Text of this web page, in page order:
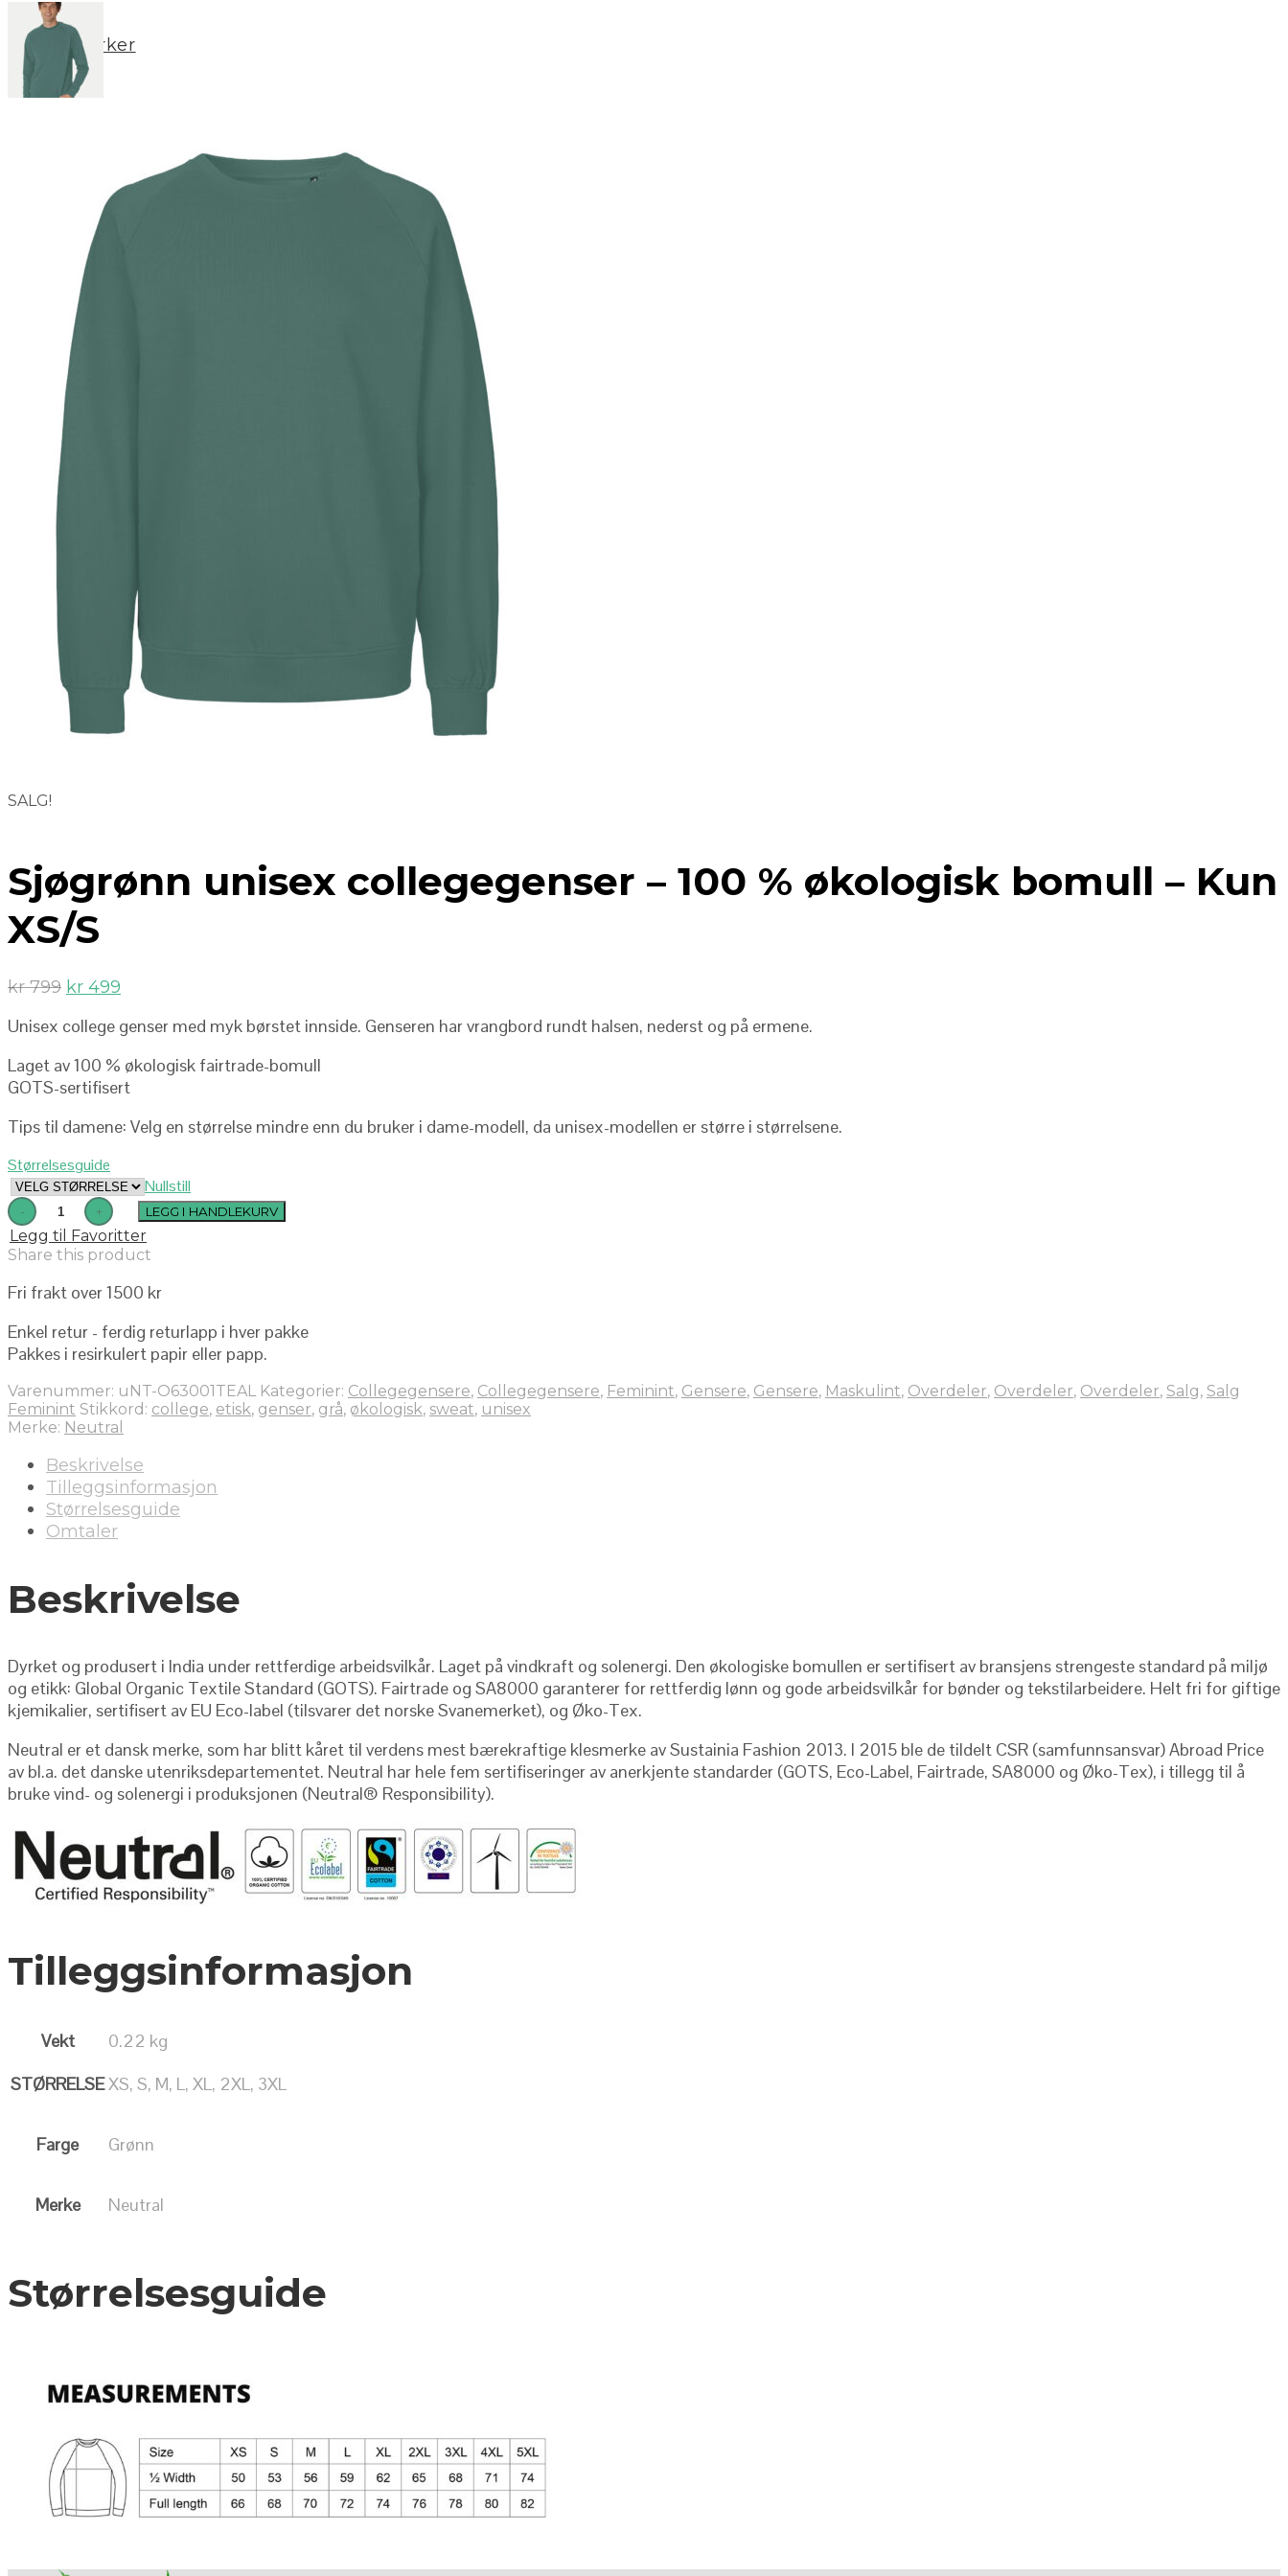
Merker
BLOGG
Min konto
SALG!
Sjøgrønn unisex collegegenser – 100 % økologisk bomull – Kun
XS/S
kr799 kr 499
Unisex college genser med myk børstet innside. Genseren har vrangbord rundt halsen, nederst og på ermene.
Laget av 100 % økologisk fairtrade-bomull
GOTS-sertifisert
Tips til damene: Velg en størrelse mindre enn du bruker i dame-modell, da unisex-modellen er større i størrelsene.
Størrelsesguide
Nullstill
LEGG I HANDLEKURV
Legg til Favoritter
Share this product
Fri frakt over 1500 kr
Enkel retur - ferdig returlapp i hver pakke
Pakkes i resirkulert papir eller papp.
Varenummer: uNT-O63001TEAL Kategorier: Collegegensere, Collegegensere, Feminint, Gensere, Gensere, Maskulint, Overdeler, Overdeler, Overdeler, Salg, Salg
Feminint Stikkord: college, etisk, genser, grå, økologisk, sweat, unisex
Merke: Neutral
Beskrivelse
Tilleggsinformasjon
Størrelsesguide
Omtaler
Beskrivelse
Dyrket og produsert i India under rettferdige arbeidsvilkår. Laget på vindkraft og solenergi. Den økologiske bomullen er sertifisert av bransjens strengeste standard på miljø
og etikk: Global Organic Textile Standard (GOTS). Fairtrade og SA8000 garanterer for rettferdig lønn og gode arbeidsvilkår for bønder og tekstilarbeidere. Helt fri for giftige
kjemikalier, sertifisert av EU Eco-label (tilsvarer det norske Svanemerket), og Øko-Tex.
Neutral er et dansk merke, som har blitt kåret til verdens mest bærekraftige klesmerke av Sustainia Fashion 2013. I 2015 ble de tildelt CSR (samfunnsansvar) Abroad Price
av bl.a. det danske utenriksdepartementet. Neutral har hele fem sertifiseringer av anerkjente standarder (GOTS, Eco-Label, Fairtrade, SA8000 og Øko-Tex), i tillegg til å
bruke vind- og solenergi i produksjonen (Neutral® Responsibility).
Tilleggsinformasjon
Vekt
0.22 kg
STØRRELSEXS, S, M, L, XL, 2XL, 3XL
Farge Grønn
Merke Neutral
Størrelsesguide